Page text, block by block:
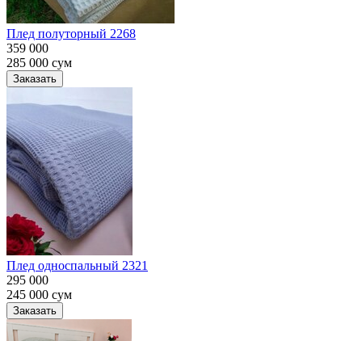
Плед полуторный 2268
359 000
285 000 сум
Заказать
Плед односпальный 2321
295 000
245 000 сум
Заказать